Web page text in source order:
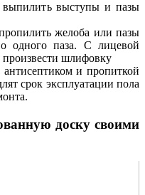
выпилить выступы и пазы
желоба или пазы
одного паза. С лицевой
шлифовку
и пропиткой
срок эксплуатации пола
доску своими